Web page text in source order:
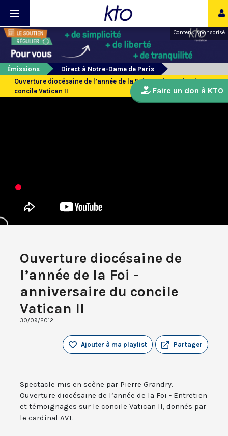
Contenu sponsorisé
Émissions
Direct à Notre-Dame de Paris
Ouverture diocésaine de l’année de la Foi - anniversaire du
concile Vatican II
Ouverture diocésaine de
l’année de la Foi -
anniversaire du concile
Vatican II
30/09/2012
Partager
Ajouter à ma playlist
Spectacle mis en scène par Pierre Grandry.
Ouverture diocésaine de l’année de la Foi - Entretien
et témoignages sur le concile Vatican II, donnés par
le cardinal AVT.
Faire un don à KTO